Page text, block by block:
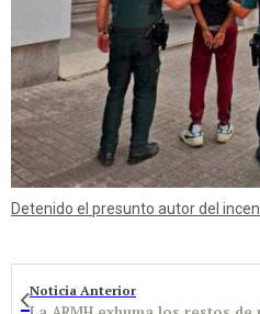
Detenido el presunto autor del
Noticia Anterior